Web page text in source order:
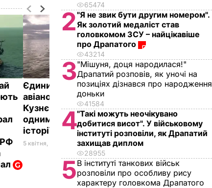
Єдиний російський
авіаносець "Адмірал
Кузнєцов" назвали
одним із найгірших в
історії
5 квітня, 17.25
65474
2"Я не звик бути другим номером".
Як золотий медаліст став
головкомом ЗСУ – найцікавіше
про Драпатого
43214
3"Мішуня, доця народилася!"
Драпатий розповів, як уночі на
позиціях дізнався про народження
доньки
41584
4"Такі можуть неочікувано
добитися висот". У військовому
інституті розповіли, як Драпатий
захищав диплом
28955
5В інституті танкових військ
розповіли про особливу рису
характеру головкома Драпатого